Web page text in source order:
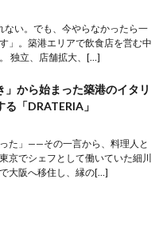
ない。でも、今やらなかったら一
」。築港エリアで飲食店を営む中
独立、店舗拡大、[…]
」から始まった築港のイタリ
「DRATERIA」
た」——その一言から、料理人と
京でシェフとして働いていた細川
大阪へ移住し、縁の[…]